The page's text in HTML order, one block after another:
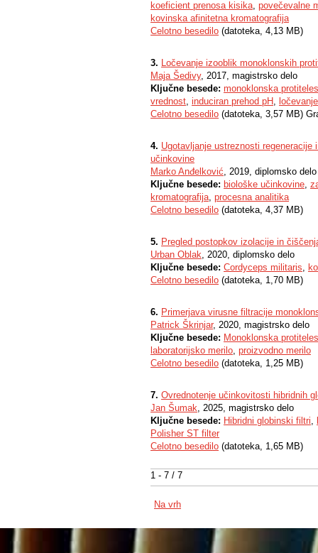
1 - 7 / 7
koeficient prenosa kisika, povečevalne
kovinska afinitetna kromatografija
Celotno besedilo (datoteka, 4,13 MB)
3. Ločevanje izooblik monoklonskih
Maja Šedivy, 2017, magistrsko delo
Ključne besede: monoklonska
vrednost, induciran prehod pH ,
Celotno besedilo (datoteka, 3,57 MB)
4. Ugotavljanje ustreznosti
učinkovine
Marko Anđelković, 2019, diplomsko delo
Ključne besede: biološke učinkovine,
kromatografija, procesna analitika
Celotno besedilo (datoteka, 4,37 MB)
5. Pregled postopkov izolacije in
Urban Oblak, 2020, diplomsko delo
Ključne besede: Cordyceps militaris,
Celotno besedilo (datoteka, 1,70 MB)
6. Primerjava virusne filtracije
Patrick Škrinjar, 2020, magistrsko delo
Ključne besede: Monoklonska
laboratorijsko merilo, proizvodno merilo
Celotno besedilo (datoteka, 1,25 MB)
7. Ovrednotenje učinkovitosti hibridnih
Jan Šumak, 2025, magistrsko delo
Ključne besede: Hibridni globinski filtri,
Polisher ST filter
Celotno besedilo (datoteka, 1,65 MB)
Na vrh